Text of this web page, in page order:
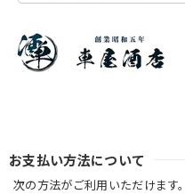
お支払い方法について
次の方法がご利用いただけます。